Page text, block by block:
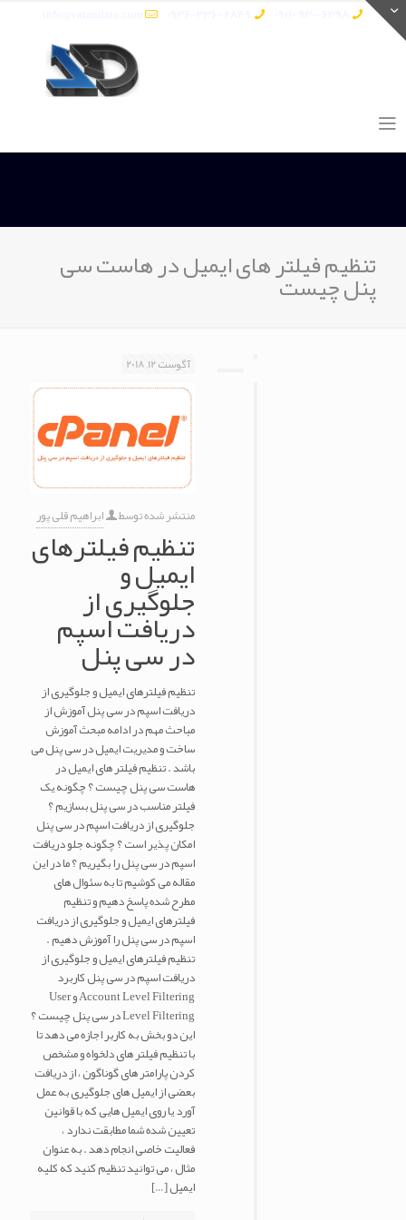
تنظیم فیلتر های ایمیل در هاست سی
پنل چیست
آگوست 12, 2018
منتشر شده توسط ابراهیم قلی پور
تنظیم فیلترهای
ایمیل و
جلوگیری از
دریافت اسپم
در سی پنل
تنظیم فیلترهای ایمیل و جلوگیری از
دریافت اسپم در سی پنل آموزش از
مباحث مهم در ادامه مبحث آموزش
ساخت و مدیریت ایمیل در سی پنل می
باشد . تنظیم فیلتر های ایمیل در
هاست سی پنل چیست ؟ چگونه یک
فیلتر مناسب در سی پنل بسازیم ؟
جلوگیری از دریافت اسپم در سی پنل
امکان پذیر است ؟ چگونه جلو دریافت
اسپم در سی پنل را بگیریم ؟ ما در این
مقاله می کوشیم تا به سئوال های
مطرح شده پاسخ دهیم و تنظیم
فیلترهای ایمیل و جلوگیری از دریافت
اسپم در سی پنل را آموزش دهیم .
تنظیم فیلترهای ایمیل و جلوگیری از
دریافت اسپم در سی پنل کاربرد
Account Level Filtering و User
Level Filtering در سی پنل چیست ؟
این دو بخش به کاربر اجازه می دهد تا
با تنظیم فیلتر های دلخواه و مشخص
کردن پارامتر های گوناگون ، از دریافت
بعضی از ایمیل های جلوگیری به عمل
آورد یا روی ایمیل هایی که با قوانین
تعیین شده شما مطابقت ندارد ،
فعالیت خاصی انجام دهد . به عنوان
مثال ، می توانید تنظیم کنید که کلیه
ایمیل[…]